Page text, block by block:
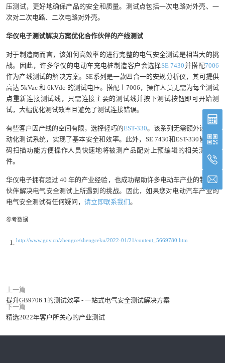
压测试，更好地确保产品的安全和质量。测试点包括一次电路对外壳、一
次对二次电路、二次电路对外壳。
华仪电子测试解决方案优化合作伙伴的产线测试
对于制造商而言，该如何高效率的进行完整的电气安全测试是相当大的挑
战。因此，许多华仪的电动车充电桩制造客户会选择SE 7430并搭配7006
作为产线测试的解决方案。SE系列是一款四合一的安规分析仪，其可提供
高达 5kVac 和 6kVdc 的测试电压。搭配上7006，操作人员无需为每个测试
点重新连接测试线，只需连接主要的测试线并按下测试按钮即可开始测
试，大幅优化测试效率且避免了测试连接错误。
有些客户因产线的空间有限，选择轻巧的EST-330。该系列无需额外设计自
动化测试系统，实现了基本安全和效率。此外，SE 7430和EST-330皆有条
码扫描功能方便操作人员快速地将被测产品配对上预编辑的相关测试文
件。
华仪电子拥有超过 40 年的产业经验，也成功帮助许多电动车产业的制造商
伙伴解决电气安全测试上所遇到的挑战。因此，如果您对电动汽车产业的
电气安全测试有任何疑问， 请立即联系我们。
参考数据
http://www.gov.cn/zhengce/zhengceku/2022-01/21/content_5669780.htm
上一篇
提升GB9706.1的测试效率 - 一站式电气安全测试解决方案
下一篇
精选2022年客户所关心的产业测试